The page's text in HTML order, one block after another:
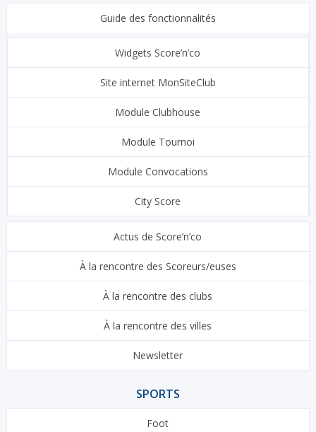
Guide des fonctionnalités
Widgets Score’n’co
Site internet MonSiteClub
Module Clubhouse
Module Tournoi
Module Convocations
City Score
Actus de Score’n’co
À la rencontre des Scoreurs/euses
À la rencontre des clubs
À la rencontre des villes
Newsletter
SPORTS
Foot